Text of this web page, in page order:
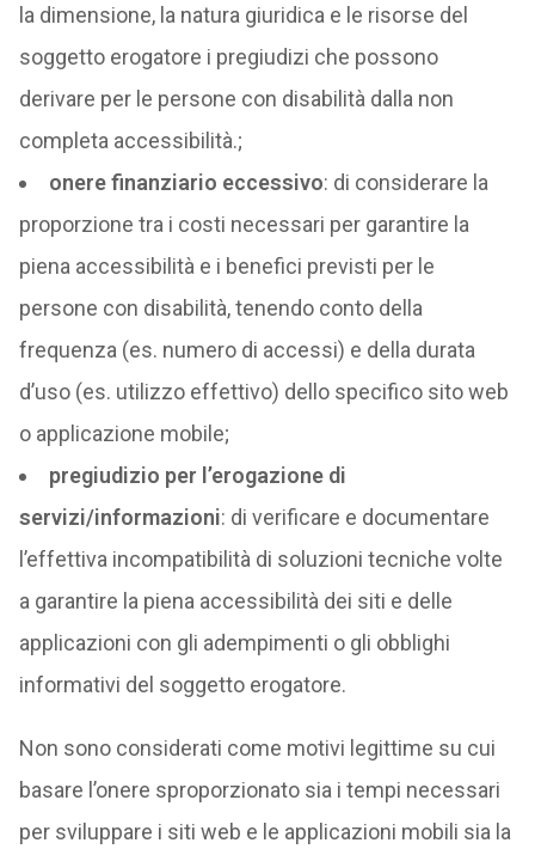
la dimensione, la natura giuridica e le risorse del
soggetto erogatore i pregiudizi che possono
derivare per le persone con disabilità dalla non
completa accessibilità.;
onere finanziario eccessivo: di considerare la
proporzione tra i costi necessari per garantire la
piena accessibilità e i benefici previsti per le
persone con disabilità, tenendo conto della
frequenza (es. numero di accessi) e della durata
d’uso (es. utilizzo effettivo) dello specifico sito web
o applicazione mobile;
pregiudizio per l’erogazione di
servizi/informazioni: di verificare e documentare
l’effettiva incompatibilità di soluzioni tecniche volte
a garantire la piena accessibilità dei siti e delle
applicazioni con gli adempimenti o gli obblighi
informativi del soggetto erogatore.
Non sono considerati come motivi legittime su cui
basare l’onere sproporzionato sia i tempi necessari
per sviluppare i siti web e le applicazioni mobili sia la